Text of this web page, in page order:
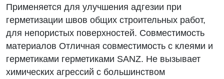
Применяется для улучшения адгезии при
герметизации швов общих строительных работ,
для непористых поверхностей. Совместимость
материалов Отличная совместимость с клеями и
герметиками герметиками SANZ. Не вызывает
химических агрессий с большинством